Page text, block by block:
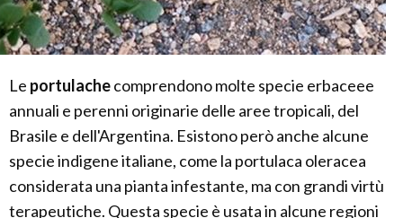
Le portulachecomprendono molte specie erbaceee
annuali e perenni originarie delle aree tropicali, del
Brasile e dell'Argentina. Esistono però anche alcune
specie indigene italiane, come la portulaca oleracea
considerata una pianta infestante, ma con grandi virtù
terapeutiche. Questa specie è usata in alcune regioni